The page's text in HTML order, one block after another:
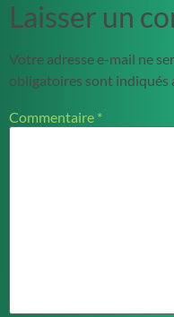
Laisser un
Votre adresse e-mail ne
obligatoires sont indiqués
Commentaire *